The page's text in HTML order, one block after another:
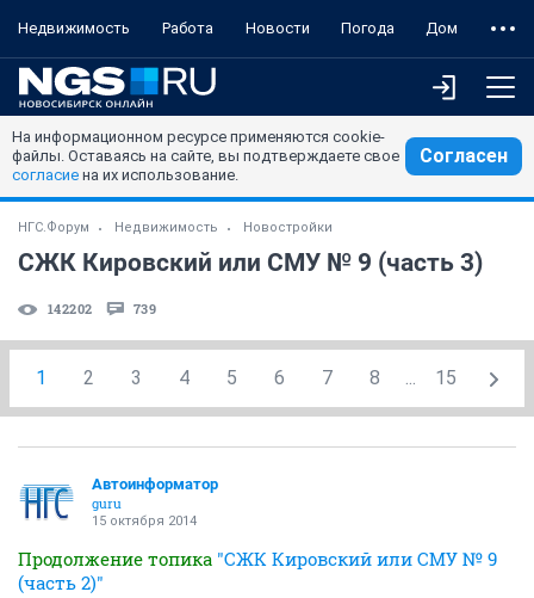
Недвижимость Работа Новости Погода Дом
На информационном ресурсе применяются cookie-
файлы. Оставаясь на сайте, вы подтверждаете свое
согласие на их использование.
Согласен
НГС.Форум Недвижимость Новостройки
СЖК Кировский или СМУ № 9 (часть 3)
142202 739
1 2 3 4 5 6 7 8 ... 15
Автоинформатор
guru
15 октября 2014
Продолжение топика "СЖК Кировский или СМУ № 9
(часть 2)"